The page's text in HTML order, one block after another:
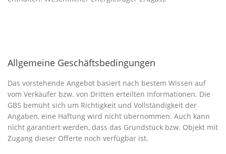
Allgemeine Geschäftsbedingungen
Das vorstehende Angebot basiert nach bestem Wissen auf
vom Verkäufer bzw. von Dritten erteilten Informationen. Die
GBS bemüht sich um Richtigkeit und Vollständigkeit der
Angaben, eine Haftung wird nicht übernommen. Auch kann
nicht garantiert werden, dass das Grundstück bzw. Objekt mit
Zugang dieser Offerte noch verfügbar ist.